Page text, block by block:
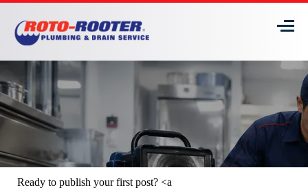
Ready to publish your first post? <a